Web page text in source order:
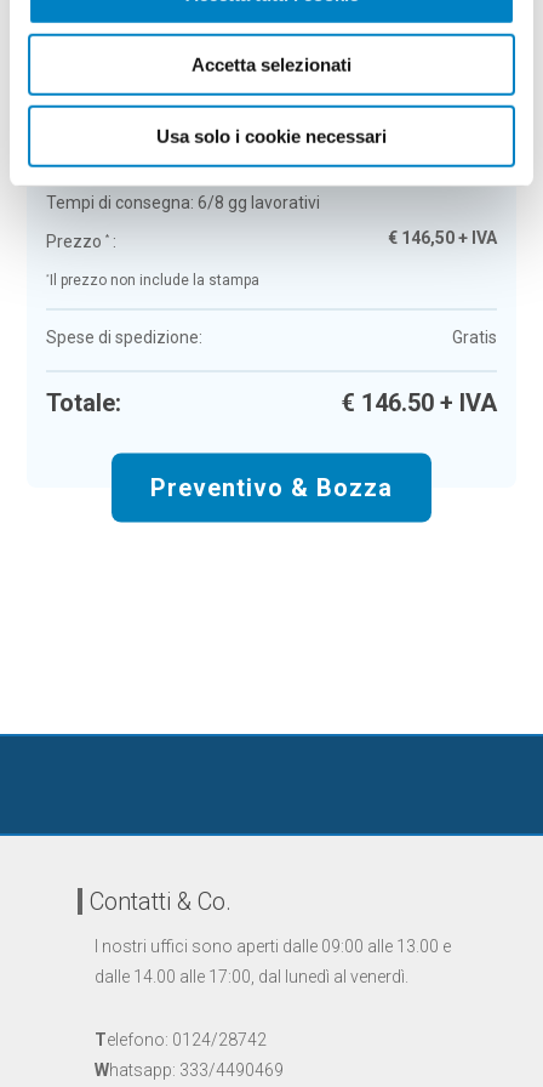
Accetta selezionati
Usa solo i cookie necessari
4 Riepilogo ordine:
Quaderno A5 con copertina in cartone
Colore:nero Quantità:50
Tempi di consegna:6/8 gg lavorativi
Prezzo* : € 146,50+ IVA
* Il prezzo non include la stampa
Spese di spedizione: Gratis
Totale: € 146.50+ IVA
Preventivo & Bozza
Contatti & Co.
I nostri uffici sono aperti dalle 09:00 alle 13.00 e
dalle 14.00 alle 17:00, dal lunedì al venerdì.
Telefono: 0124/28742
Whatsapp: 333/4490469